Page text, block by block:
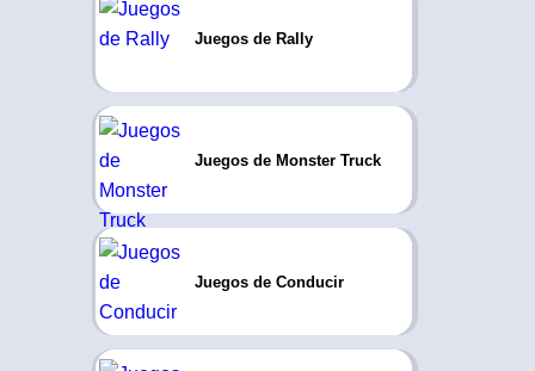
Juegos de Rally
Juegos de Monster Truck
Juegos de Conducir